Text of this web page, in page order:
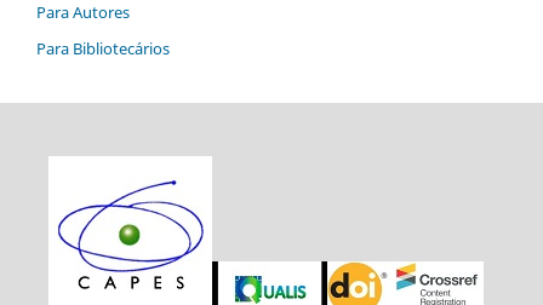
Para Autores
Para Bibliotecários